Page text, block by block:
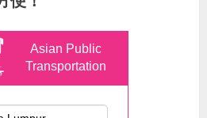
Asian Public
Transportation